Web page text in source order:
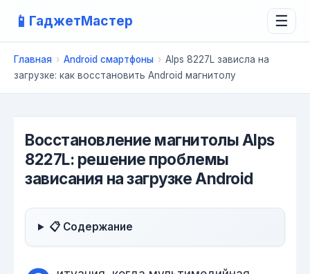
📱 ГаджетМастер ☰
Главная › Android смартфоны › Alps 8227L зависла на
загрузке: как восстановить Android магнитолу
Восстановление магнитолы Alps
8227L: решение проблемы
зависания на загрузке Android
📋 Содержание